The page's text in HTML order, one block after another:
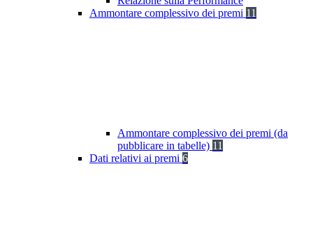
Ammontare complessivo dei premi 11
Ammontare complessivo dei premi (da
pubblicare in tabelle) 11
Dati relativi ai premi 6